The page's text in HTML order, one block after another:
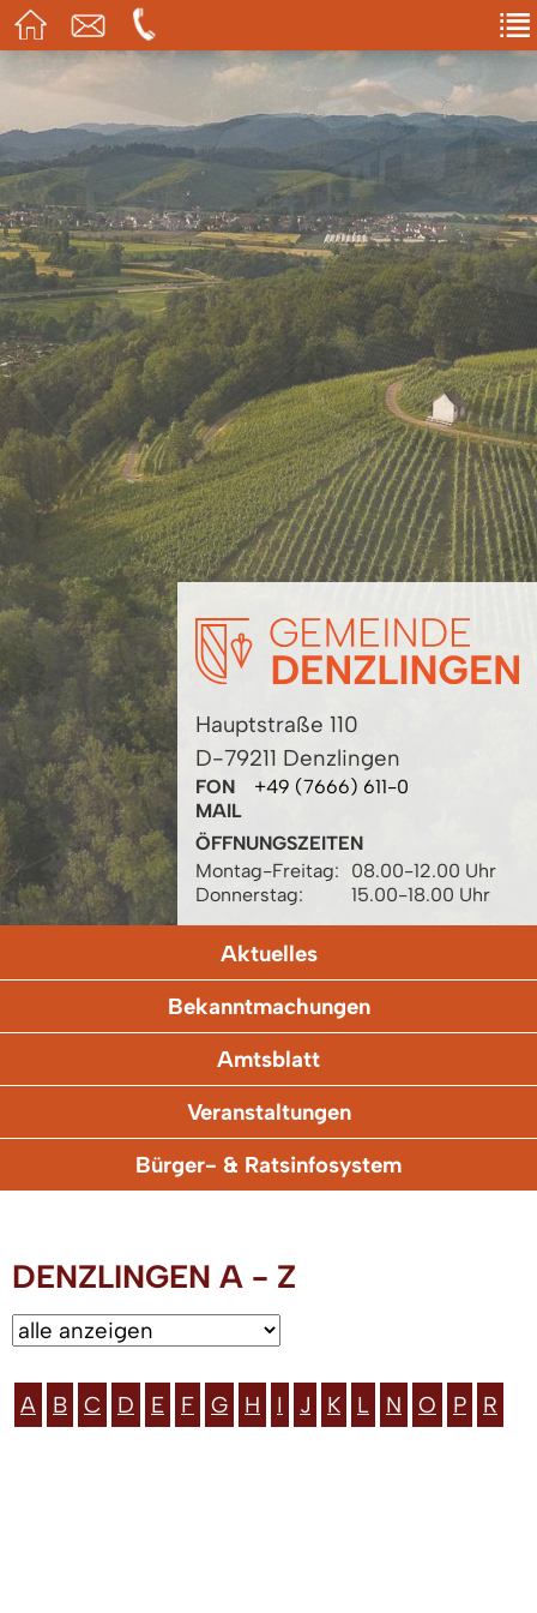
Hauptstraße 110
D-79211 Denzlingen
FON
+49 (7666) 611-0
MAIL
ÖFFNUNGSZEITEN
Montag-Freitag:
08.00-12.00 Uhr
Donnerstag:
15.00-18.00 Uhr
Aktuelles
Bekanntmachungen
Amtsblatt
Veranstaltungen
Bürger- & Ratsinfosystem
DENZLINGEN A - Z
A B C D E F G H I J K L N O P
R